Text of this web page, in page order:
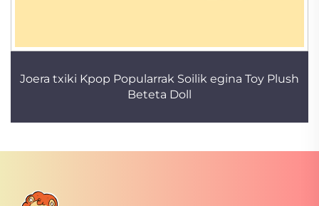
Joera txiki Kpop Popularrak Soilik egina Toy Plush
Beteta Doll